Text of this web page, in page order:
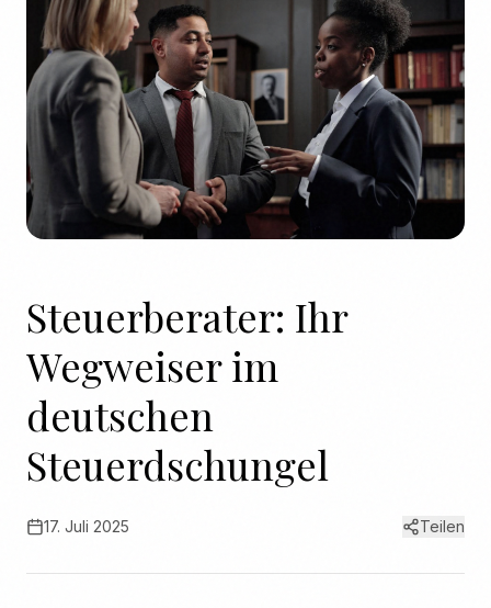
Steuerberater: Ihr
Wegweiser im
deutschen
Steuerdschungel
17. Juli 2025 Teilen